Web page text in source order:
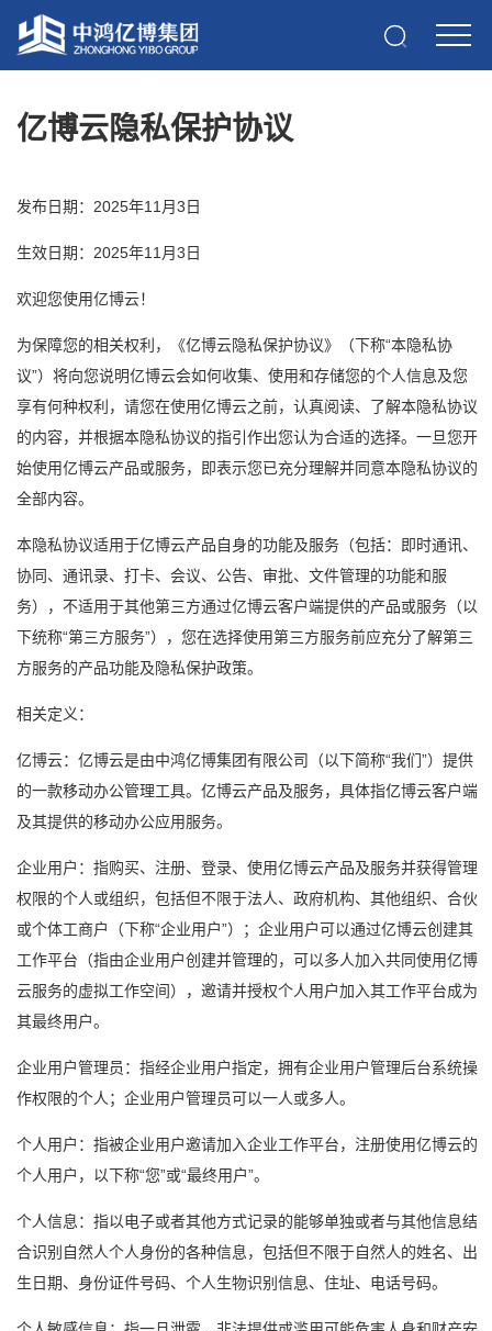
亿博云隐私保护协议
发布日期：2025年11月3日
生效日期：2025年11月3日
欢迎您使用亿博云！
为保障您的相关权利，《亿博云隐私保护协议》（下称“本隐私协
议”）将向您说明亿博云会如何收集、使用和存储您的个人信息及您
享有何种权利，请您在使用亿博云之前，认真阅读、了解本隐私协议
的内容，并根据本隐私协议的指引作出您认为合适的选择。一旦您开
始使用亿博云产品或服务，即表示您已充分理解并同意本隐私协议的
全部内容。
本隐私协议适用于亿博云产品自身的功能及服务（包括：即时通讯、
协同、通讯录、打卡、会议、公告、审批、文件管理的功能和服
务），不适用于其他第三方通过亿博云客户端提供的产品或服务（以
下统称“第三方服务”），您在选择使用第三方服务前应充分了解第三
方服务的产品功能及隐私保护政策。
相关定义：
亿博云：亿博云是由中鸿亿博集团有限公司（以下简称“我们”）提供
的一款移动办公管理工具。亿博云产品及服务，具体指亿博云客户端
及其提供的移动办公应用服务。
企业用户：指购买、注册、登录、使用亿博云产品及服务并获得管理
权限的个人或组织，包括但不限于法人、政府机构、其他组织、合伙
或个体工商户（下称“企业用户”）；企业用户可以通过亿博云创建其
工作平台（指由企业用户创建并管理的，可以多人加入共同使用亿博
云服务的虚拟工作空间），邀请并授权个人用户加入其工作平台成为
其最终用户。
企业用户管理员：指经企业用户指定，拥有企业用户管理后台系统操
作权限的个人；企业用户管理员可以一人或多人。
个人用户：指被企业用户邀请加入企业工作平台，注册使用亿博云的
个人用户，以下称“您”或“最终用户”。
个人信息：指以电子或者其他方式记录的能够单独或者与其他信息结
合识别自然人个人身份的各种信息，包括但不限于自然人的姓名、出
生日期、身份证件号码、个人生物识别信息、住址、电话号码。